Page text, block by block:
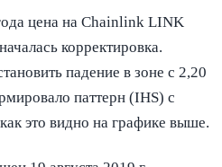
цена на Chainlink LINK
корректировка.
падение в зоне с 2,20
паттерн (IHS) с
это видно на графике выше.